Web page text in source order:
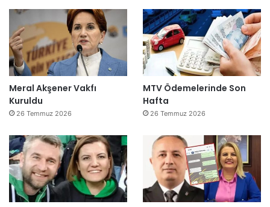
Meral Akşener Vakfı
Kuruldu
26 Temmuz 2026
MTV Ödemelerinde Son
Hafta
26 Temmuz 2026